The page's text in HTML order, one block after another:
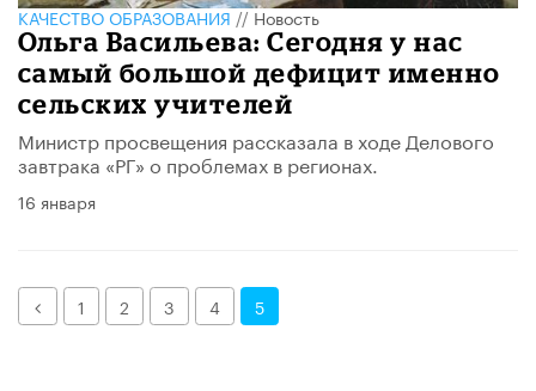
КАЧЕСТВО ОБРАЗОВАНИЯ//Новость
Ольга Васильева: Сегодня у нас
самый большой дефицит именно
сельских учителей
Министр просвещения рассказала в ходе Делового
завтрака «РГ» о проблемах в регионах.
16 января
Назад1 2 3 4 5